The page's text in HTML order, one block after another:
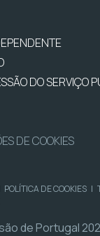
DO SERVIÇO
DE COOKIES
POLÍTICA DE COOKIES |
de Portugal